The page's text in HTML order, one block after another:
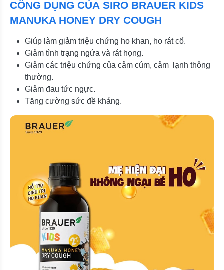
CÔNG DỤNG CỦA SIRO BRAUER KIDS
MANUKA HONEY DRY COUGH
Giúp làm giảm triệu chứng ho khan, ho rát cổ.
Giảm tình trạng ngứa và rát họng.
Giảm các triệu chứng của cảm cúm, cảm lạnh thông
thường.
Giảm đau tức ngực.
Tăng cường sức đề kháng.